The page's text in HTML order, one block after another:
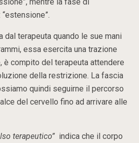
dal terapeuta quando le sue mani
essa esercita una trazione
è compito del terapeuta attendere
della restrizione. La fascia
quindi seguirne il percorso
del cervello fino ad arrivare alle
terapeutico” indica che il corpo